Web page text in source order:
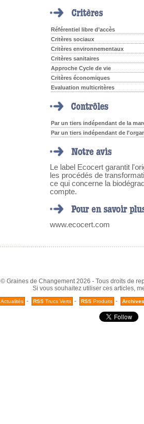
Référentiel libre d’accès
Critères sociaux
Critères environnementaux
Critères sanitaires
Approche Cycle de vie
Critères économiques
Evaluation multicritères
Par un tiers indépendant de la
Par un tiers indépendant de
Le label Ecocert garantit
les procédés de
ce qui concerne la
compte.
www.ecocert.com
© Graines de Changement 2026 - Tous droits de
Si vous souhaitez utiliser ces articles,
Actualités - RSS Trucs Verts - RSS Produits - Archives